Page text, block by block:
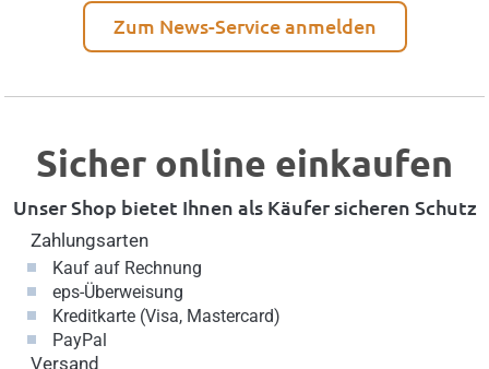
Zum News-Service anmelden
Sicher online einkaufen
Unser Shop bietet Ihnen als Käufer sicheren Schutz
Zahlungsarten
Kauf auf Rechnung
eps-Überweisung
Kreditkarte (Visa, Mastercard)
PayPal
Versand